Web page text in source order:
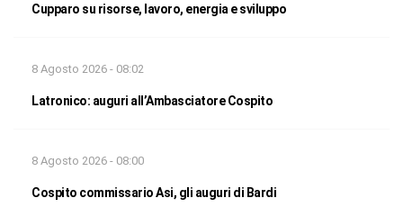
Cupparo su risorse, lavoro, energia e sviluppo
8 Agosto 2026 - 08:02
Latronico: auguri all’Ambasciatore Cospito
8 Agosto 2026 - 08:00
Cospito commissario Asi, gli auguri di Bardi